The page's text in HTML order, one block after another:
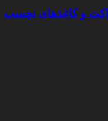
و کاغذهای نچسب